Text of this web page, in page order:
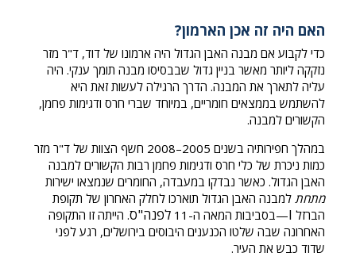
האם היה זה אכן הארמון?
כדי לקבוע אם מבנה האבן הגדול היה ארמונו של דוד, ד"ר מזר
נזקקה ליותר מאשר בניין גדול שבבסיסו מבנה תומך ענקי. היה
עליה לתארך את המבנה. הדרך הרגילה לעשות זאת היא
להשתמש בממצאים חומריים, במיוחד שברי חרס ודגימות פחמן,
הקשורים למבנה.
במהלך חפירותיה בשנים 2005–2008 חשף הצוות של ד"ר מזר
כמות ניכרת של כלי חרס ודגימות פחמן רבות הקשורים למבנה
האבן הגדול. כאשר נבדקו במעבדה, החומרים שנמצאו ישירות
מתחת למבנה האבן הגדול תוארכו לחלק האחרון של תקופת
הברזל I—בסביבות המאה ה-11 לפנה"ס. הייתה זו התקופה
האחרונה שבה שלטו הכנענים היבוסים בירושלים, רגע לפני
שדוד כבש את העיר.